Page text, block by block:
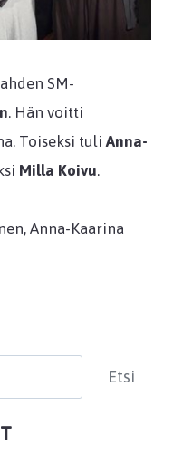
SM-
. Hän voitti
Toiseksi tuliAnna-
Milla Koivu.
Anna-Kaarina
Etsi